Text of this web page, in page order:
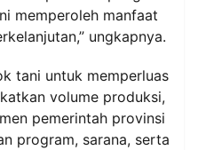
memperoleh manfaat
ungkapnya.
tani untuk memperluas
volume produksi,
pemerintah provinsi
program, sarana, serta